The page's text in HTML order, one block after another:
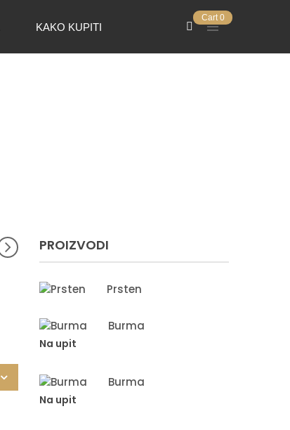
KAKO KUPITI
Cart 0
PROIZVODI
Prsten
Burma
Na upit
Burma
Na upit